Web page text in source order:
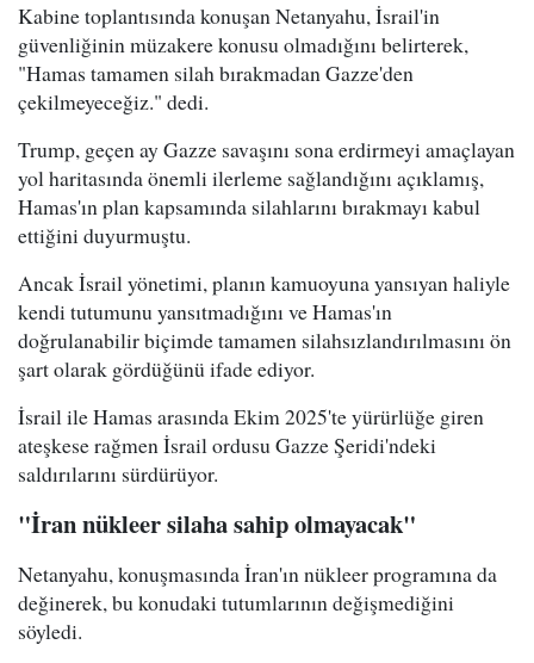
Kabine toplantısında konuşan Netanyahu, İsrail'in
güvenliğinin müzakere konusu olmadığını belirterek,
"Hamas tamamen silah bırakmadan Gazze'den
çekilmeyeceğiz." dedi.
Trump, geçen ay Gazze savaşını sona erdirmeyi amaçlayan
yol haritasında önemli ilerleme sağlandığını açıklamış,
Hamas'ın plan kapsamında silahlarını bırakmayı kabul
ettiğini duyurmuştu.
Ancak İsrail yönetimi, planın kamuoyuna yansıyan haliyle
kendi tutumunu yansıtmadığını ve Hamas'ın
doğrulanabilir biçimde tamamen silahsızlandırılmasını ön
şart olarak gördüğünü ifade ediyor.
İsrail ile Hamas arasında Ekim 2025'te yürürlüğe giren
ateşkese rağmen İsrail ordusu Gazze Şeridi'ndeki
saldırılarını sürdürüyor.
"İran nükleer silaha sahip olmayacak"
Netanyahu, konuşmasında İran'ın nükleer programına da
değinerek, bu konudaki tutumlarının değişmediğini
söyledi.